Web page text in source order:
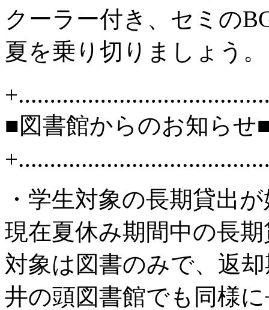
クーラー付き、セミの
夏を乗り切りましょう。
■図書館からのお知らせ
・学生対象の長期貸出
現在夏休み期間中の長
対象は図書のみで、返
井の頭図書館でも同様